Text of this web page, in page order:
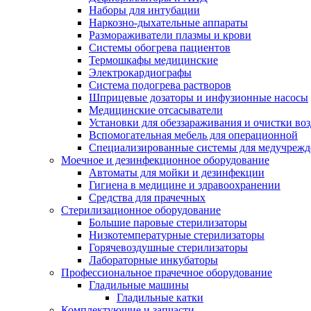
Наборы для интубации
Наркозно-дыхательные аппараты
Размораживатели плазмы и крови
Системы обогрева пациентов
Термошкафы медицинские
Электрокардиографы
Cистема подогрева растворов
Шприцевые дозаторы и инфузионные насосы
Медицинские отсасыватели
Установки для обеззараживания и очистки
Вспомогательная мебель для операционной
Специализированные системы для
Моечное и дезинфекционное оборудование
Автоматы для мойки и дезинфекции
Гигиена в медицине и здравоохранении
Средства для прачечных
Стерилизационное оборудование
Большие паровые стерилизаторы
Низкотемпературные стерилизаторы
Горячевоздушные стерилизаторы
Лабораторные инкубаторы
Профессиональное прачечное оборудование
Гладильные машины
Гладильные катки